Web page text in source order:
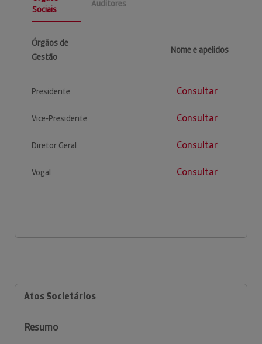
Sociais
Auditores
Órgãos de
Gestão
Nome e apelidos
Presidente Consultar
Vice-Presidente Consultar
Diretor Geral Consultar
Vogal Consultar
Atos Societários
Resumo